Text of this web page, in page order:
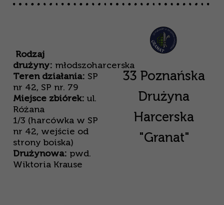
Rodzaj
drużyny: młodszoharcerska
Teren działania: SP
nr 42, SP nr. 79
Miejsce zbiórek: ul.
Różana
1/3 (harcówka w SP
nr 42, wejście od
strony boiska)
Drużynowa: pwd.
Wiktoria Krause
33 Poznańska
Drużyna
Harcerska
"Granat"